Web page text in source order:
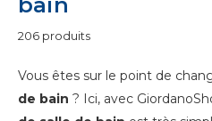
206 produits
Vous êtes sur le point de
de bain ? Ici, avec